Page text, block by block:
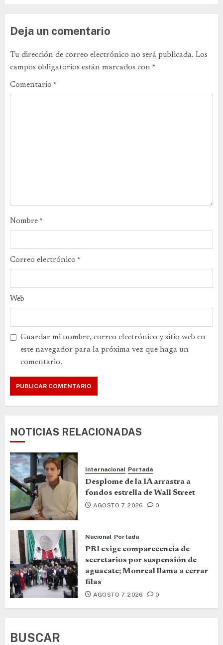
Deja un comentario
Tu dirección de correo electrónico no será publicada. Los
campos obligatorios están marcados con *
Comentario *
Nombre *
Correo electrónico *
Web
Guardar mi nombre, correo electrónico y sitio web en
este navegador para la próxima vez que haga un
comentario.
NOTICIAS RELACIONADAS
Internacional Portada
Desplome de la IA arrastra a
fondos estrella de Wall Street
AGOSTO 7, 2026 0
Nacional Portada
PRI exige comparecencia de
secretarios por suspensión de
aguacate; Monreal llama a cerrar
filas
AGOSTO 7, 2026 0
BUSCAR